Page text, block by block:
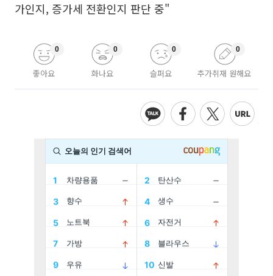
가인지, 증가세 전환인지 판단 중"
좋아요
0
화나요
0
슬퍼요
0
추가취재 원해요
0